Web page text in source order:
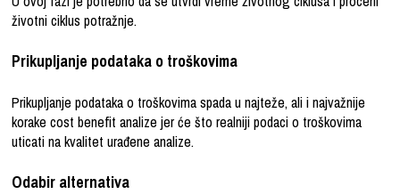
životni ciklus potražnje.
Prikupljanje podataka o troškovima
Prikupljanje podataka o troškovima spada u najteže, ali i najvažnije
korake cost benefit analize jer će što realniji podaci o troškovima
uticati na kvalitet urađene analize.
Odabir alternativa